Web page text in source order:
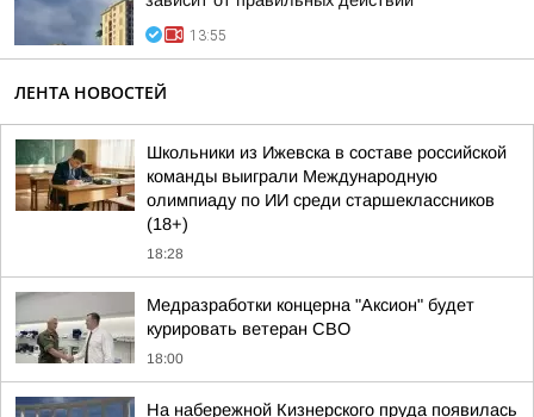
13:55
ЛЕНТА НОВОСТЕЙ
Школьники из Ижевска в составе российской
команды выиграли Международную
олимпиаду по ИИ среди старшеклассников
(18+)
18:28
Медразработки концерна "Аксион" будет
курировать ветеран СВО
18:00
На набережной Кизнерского пруда появилась